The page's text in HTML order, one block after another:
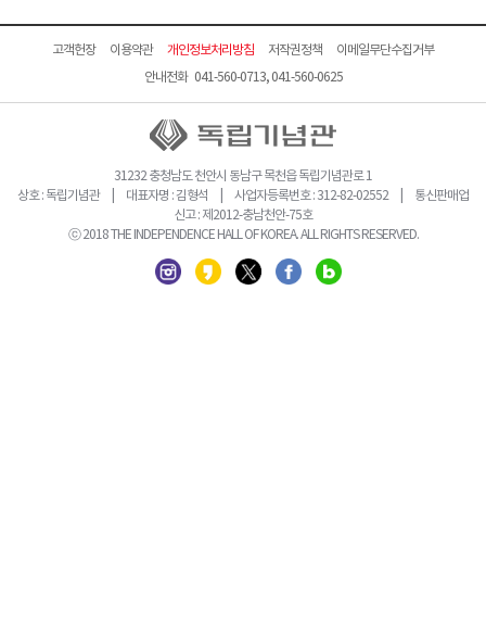
고객헌장 이용약관 개인정보처리방침 저작권정책
이메일무단수집거부
안내전화 041-560-0713, 041-560-0625
31232 충청남도 천안시 동남구 목천읍 독립기념관로 1
상호 : 독립기념관 | 대표자명 : 김형석 | 사업자등록번호 : 312-82-02552 | 통신판매업
신고 : 제2012-충남천안-75호
ⓒ 2018 THE INDEPENDENCE HALL OF KOREA. ALL RIGHTS RESERVED.